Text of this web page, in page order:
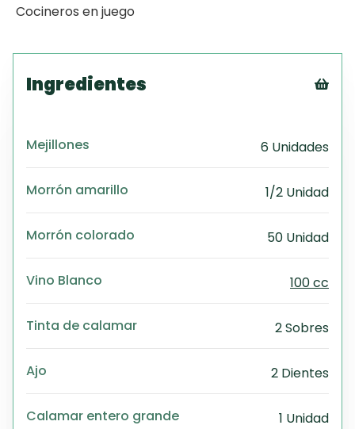
Cocineros en juego
Ingredientes
Mejillones 6 Unidades
Morrón amarillo 1/2 Unidad
Morrón colorado 50 Unidad
Vino Blanco 100 cc
Tinta de calamar 2 Sobres
Ajo 2 Dientes
Calamar entero grande 1 Unidad